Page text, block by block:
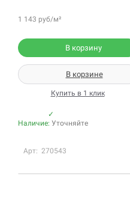
1 143 руб/м²
В корзину
В корзине
Купить в 1 клик
✓
Наличие: Уточняйте
Арт: 270543